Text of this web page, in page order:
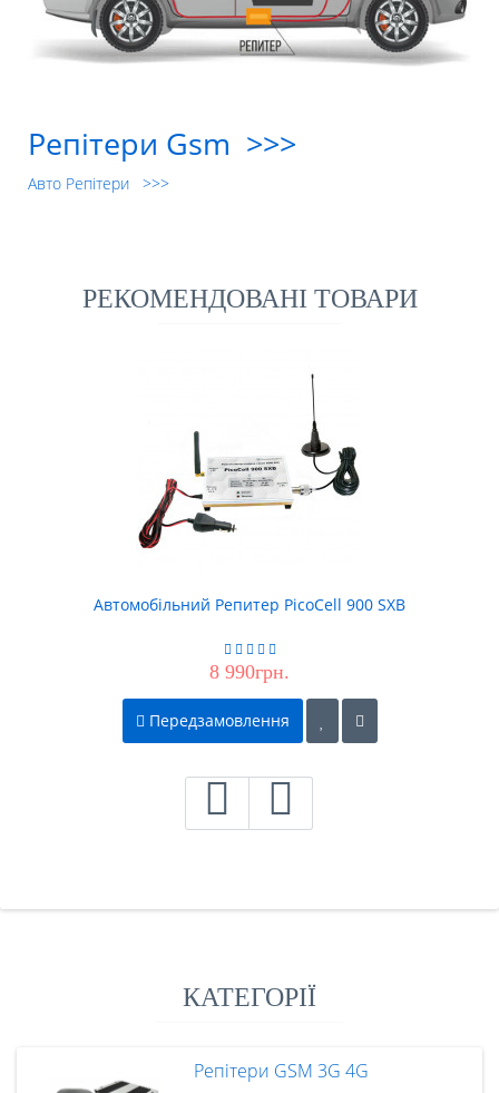
Репітери Gsm >>>
Авто Репітери >>>
РЕКОМЕНДОВАНІ ТОВАРИ
Автомобільний Репитер PicoCell 900 SXB
8 990грн.
Передзамовлення
КАТЕГОРІЇ
Репітери GSM 3G 4G